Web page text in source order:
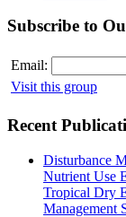
Subscribe to
Email:
Visit this group
Recent
Disturbance
Nutrient Use
Tropical Dry
Management